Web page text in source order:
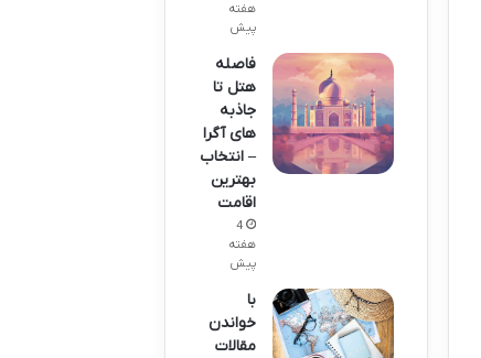
هفته
پیش
فاصله
هتل تا
جاذبه
های آگرا
– انتخاب
بهترین
اقامت
4
هفته
پیش
با
خواندن
مقالات